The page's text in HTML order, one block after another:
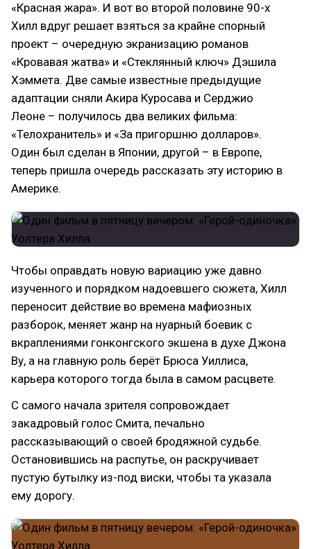
«Красная жара». И вот во второй половине 90-х
Хилл вдруг решает взяться за крайне спорный
проект – очередную экранизацию романов
«Кровавая жатва» и «Стеклянный ключ» Дэшила
Хэммета. Две самые известные предыдущие
адаптации сняли Акира Куросава и Серджио
Леоне – получилось два великих фильма:
«Телохранитель» и «За пригоршню долларов».
Один был сделан в Японии, другой – в Европе,
теперь пришла очередь рассказать эту историю в
Америке.
Чтобы оправдать новую вариацию уже давно
изученного и порядком надоевшего сюжета, Хилл
переносит действие во времена мафиозных
разборок, меняет жанр на нуарный боевик с
вкраплениями гонконгского экшена в духе Джона
Ву, а на главную роль берёт Брюса Уиллиса,
карьера которого тогда была в самом расцвете.
С самого начала зрителя сопровождает
закадровый голос Смита, печально
рассказывающий о своей бродяжной судьбе.
Остановившись на распутье, он раскручивает
пустую бутылку из-под виски, чтобы та указала
ему дорогу.